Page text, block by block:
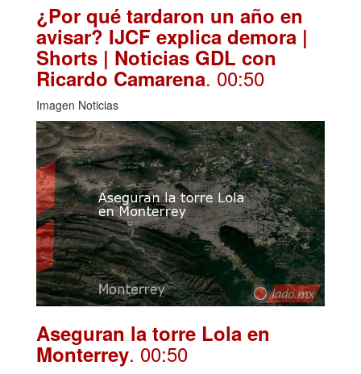
¿Por qué tardaron un año en
avisar? IJCF explica demora |
Shorts | Noticias GDL con
Ricardo Camarena. 00:50
Imagen Noticias
Aseguran la torre Lola en
Monterrey. 00:50